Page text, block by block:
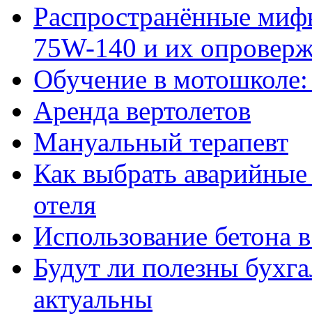
Распространённые
75W-140 и их
Обучение в
Аренда вертолетов
Мануальный терапевт
Как выбрать
отеля
Использование бетона
Будут ли полезны
актуальны